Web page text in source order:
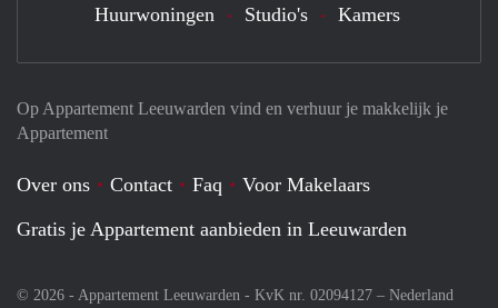
Op Appartement Leeuwarden vind en verhuur je makkelijk je
Appartement
Over ons Contact Faq
Voor Makelaars
Gratis je Appartement aanbieden in Leeuwarden
© 2026 - Appartement Leeuwarden - KvK nr. 02094127 – Nederland
Huurwoningen Studio's Kamers